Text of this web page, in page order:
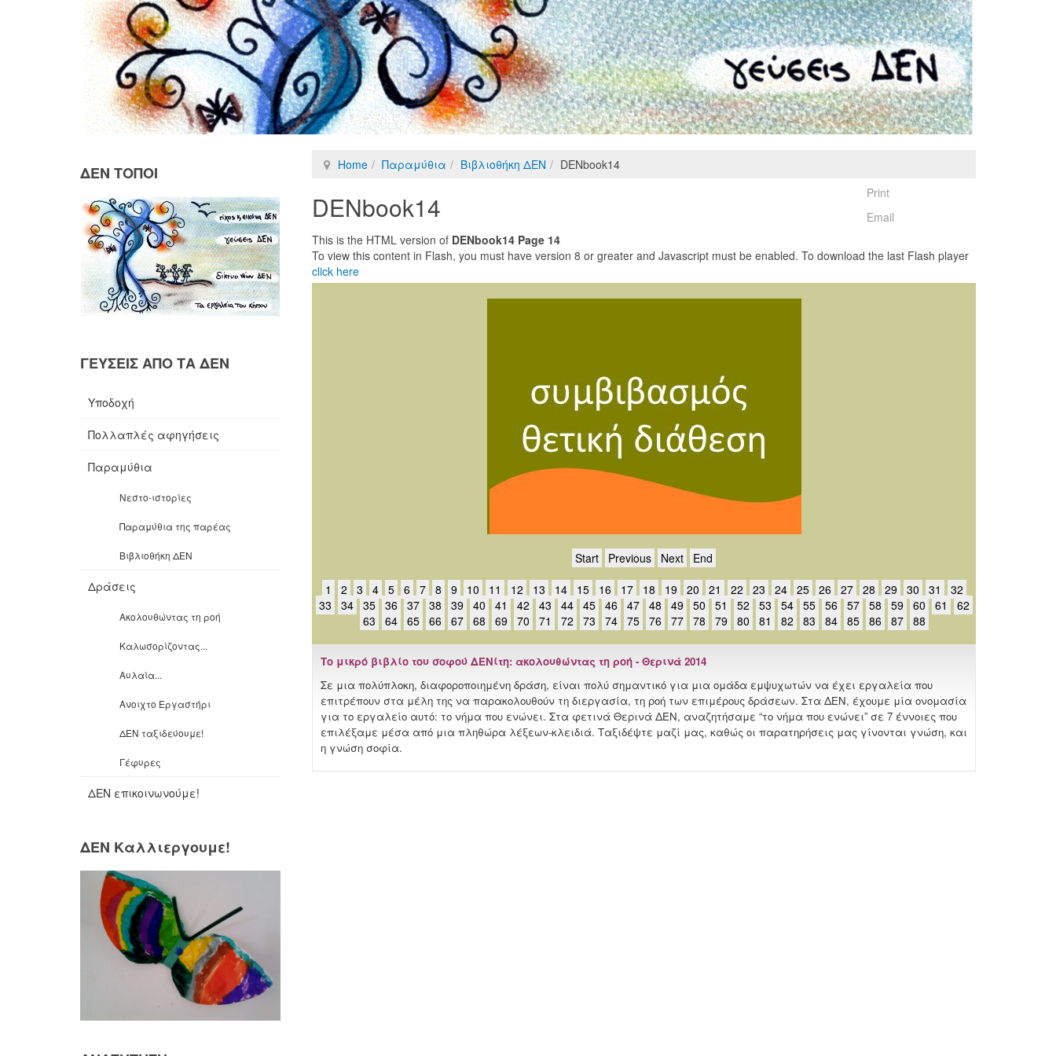
Home Παραμύθια Βιβλιοθήκη ΔΕΝ
DENbook14
Print
Email
DENbook14
This is the HTML version of DENbook14 Page 14
To view this content in Flash, you must have version 8 or greater and Javascript must be enabled. To download the last Flash player
click here
Start Previous Next
End
1
2 3 4 5 6 7 8 9 10 11 12 13 14 15 16 17 18 19 20 21 22 23 24 25 26 27 28 29 30 31
32
33
34 35 36 37 38 39 40 41 42 43 44 45 46 47 48 49 50 51 52 53 54 55 56 57 58 59 60 61
62
63
64 65 66 67 68 69 70 71 72 73 74 75 76 77 78 79 80 81 82 83 84 85 86 87 88
Το μικρό βιβλίο του σοφού ΔΕΝίτη: ακολουθώντας τη ροή - Θερινά 2014
Σε μια πολύπλοκη, διαφοροποιημένη δράση, είναι πολύ σημαντικό για μια ομάδα εμψυχωτών να έχει εργαλεία που
επιτρέπουν στα μέλη της να παρακολουθούν τη διεργασία, τη ροή των επιμέρους δράσεων. Στα ΔΕΝ, έχουμε μία ονομασία
για το εργαλείο αυτό: το νήμα που ενώνει. Στα φετινά Θερινά ΔΕΝ, αναζητήσαμε “το νήμα που ενώνει” σε 7 έννοιες που
επιλέξαμε μέσα από μια πληθώρα λέξεων-κλειδιά. Ταξιδέψτε μαζί μας, καθώς οι παρατηρήσεις μας γίνονται γνώση, και
η γνώση σοφία.
ΔΕΝ ΤΟΠΟΙ
ΓΕΥΣΕΙΣ ΑΠΟ ΤΑ ΔΕΝ
Υποδοχή
Πολλαπλές αφηγήσεις
Παραμύθια
Νεστο-ιστορίες
Παραμύθια της παρέας
Βιβλιοθήκη ΔΕΝ
Δράσεις
Ακολουθώντας τη ροή
Καλωσορίζοντας...
Αυλαία...
Ανοιχτο Εργαστήρι
ΔΕΝ ταξιδεύουμε!
Γέφυρες
ΔΕΝ επικοινωνούμε!
ΔΕΝ Καλλιεργουμε!